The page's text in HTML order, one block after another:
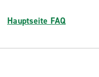
Hauptseite FAQ